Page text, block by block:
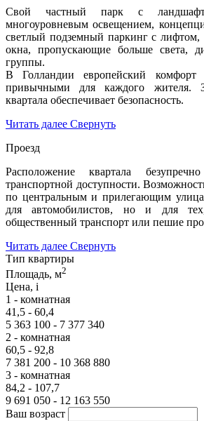
Свой частный парк с
многоуровневым освещением,
светлый подземный паркинг с
окна, пропускающие больше света,
группы.
В Голландии европейский комфорт
привычными для каждого жителя.
квартала обеспечивает безопасность.
Читать далее Свернуть
Проезд
Расположение квартала
транспортной доступности.
по центральным и прилегающим
для автомобилистов, но и для
общественный транспорт или пешие
Читать далее Свернуть
Тип квартиры
Площадь, м2
Цена, i
1 - комнатная
41,5 - 60,4
5 363 100 - 7 377 340
2 - комнатная
60,5 - 92,8
7 381 200 - 10 368 880
3 - комнатная
84,2 - 107,7
9 691 050 - 12 163 550
Ваш возраст